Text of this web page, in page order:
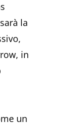
la
in
un